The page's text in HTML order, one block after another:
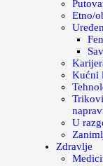
Etno/
Kućni
U
Zdravlje